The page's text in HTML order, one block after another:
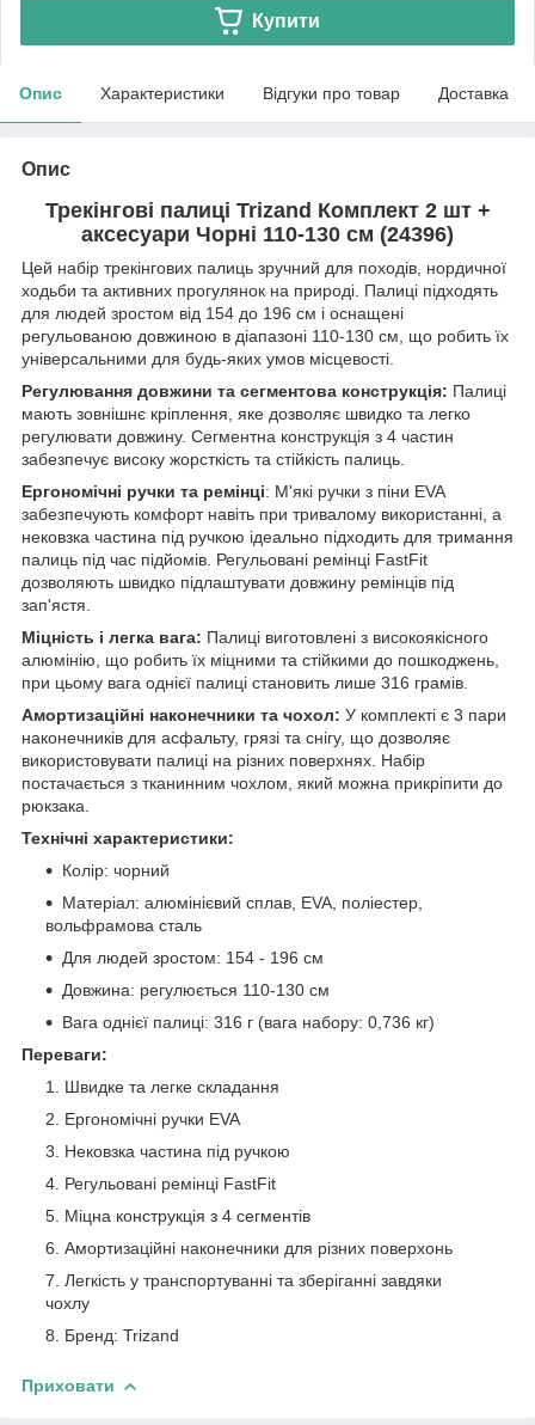
Купити
Опис Характеристики Відгуки про товар Доставка
Опис
Трекінгові палиці Trizand Комплект 2 шт +
аксесуари Чорні 110-130 см (24396)
Цей набір трекінгових палиць зручний для походів, нордичної
ходьби та активних прогулянок на природі. Палиці підходять
для людей зростом від 154 до 196 см і оснащені
регульованою довжиною в діапазоні 110-130 см, що робить їх
універсальними для будь-яких умов місцевості.
Регулювання довжини та сегментова конструкція: Палиці
мають зовнішнє кріплення, яке дозволяє швидко та легко
регулювати довжину. Сегментна конструкція з 4 частин
забезпечує високу жорсткість та стійкість палиць.
Ергономічні ручки та ремінці: М'які ручки з піни EVA
забезпечують комфорт навіть при тривалому використанні, а
нековзка частина під ручкою ідеально підходить для тримання
палиць під час підйомів. Регульовані ремінці FastFit
дозволяють швидко підлаштувати довжину ремінців під
зап'ястя.
Міцність і легка вага: Палиці виготовлені з високоякісного
алюмінію, що робить їх міцними та стійкими до пошкоджень,
при цьому вага однієї палиці становить лише 316 грамів.
Амортизаційні наконечники та чохол: У комплекті є 3 пари
наконечників для асфальту, грязі та снігу, що дозволяє
використовувати палиці на різних поверхнях. Набір
постачається з тканинним чохлом, який можна прикріпити до
рюкзака.
Технічні характеристики:
Колір: чорний
Матеріал: алюмінієвий сплав, EVA, поліестер,
вольфрамова сталь
Для людей зростом: 154 - 196 см
Довжина: регулюється 110-130 см
Вага однієї палиці: 316 г (вага набору: 0,736 кг)
Переваги:
Швидке та легке складання
Ергономічні ручки EVA
Нековзка частина під ручкою
Регульовані ремінці FastFit
Міцна конструкція з 4 сегментів
Амортизаційні наконечники для різних поверхонь
Легкість у транспортуванні та зберіганні завдяки
чохлу
Бренд: Trizand
Приховати